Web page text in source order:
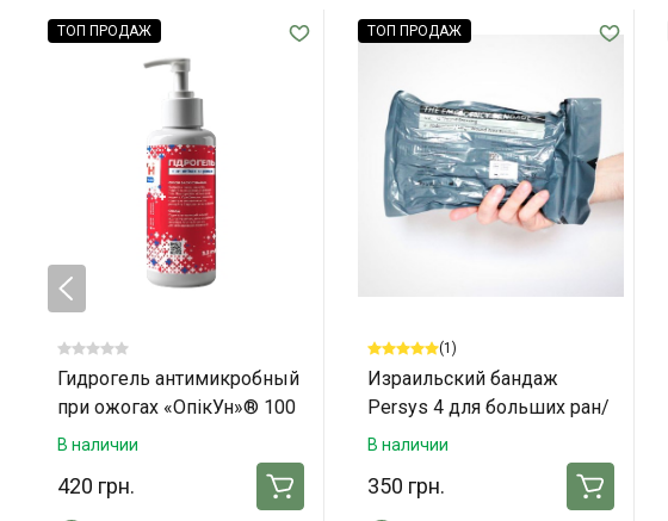
ТОП ПРОДАЖ
Гидрогель антимикробный
при ожогах «ОпікУн»® 100
мл
В наличии
420 грн.
ТОП ПРОДАЖ
(1)
Израильский бандаж
Persys 4 для больших ран/
ампутаций
В наличии
350 грн.